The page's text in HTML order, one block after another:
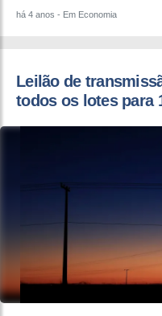
há 4 anos - Em Economia
Leilão de
todos os lotes para